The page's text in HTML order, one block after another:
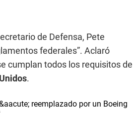
de Defensa, Pete
federales”. Aclaró
cumplan todos los requisitos de
.